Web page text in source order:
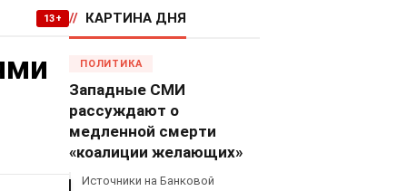
13+ // КАРТИНА ДНЯ
ПОЛИТИКА
Западные СМИ
рассуждают о
медленной смерти
«коалиции желающих»
Источники на Банковой